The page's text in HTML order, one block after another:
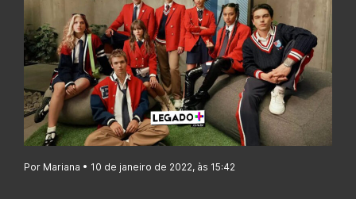
Por Mariana • 10 de janeiro de 2022, às 15:42